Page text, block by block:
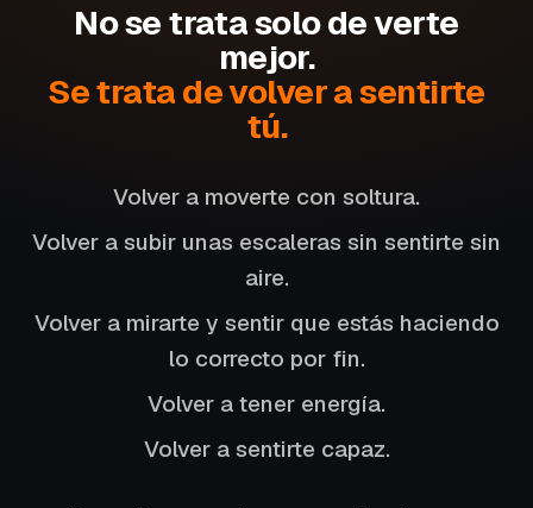
No se trata solo de verte
mejor.
Se trata de volver a sentirte
tú.
Volver a moverte con soltura.
Volver a subir unas escaleras sin sentirte sin
aire.
Volver a mirarte y sentir que estás haciendo
lo correcto por fin.
Volver a tener energía.
Volver a sentirte capaz.